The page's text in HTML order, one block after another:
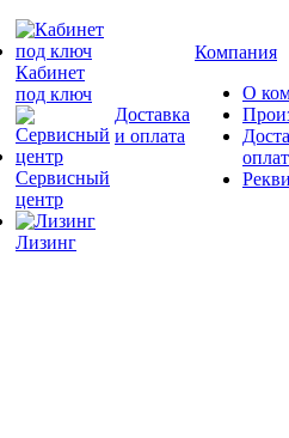
Кабинет
под ключ
Сервисный
центр
Лизинг
Доставка
и оплата
Компания
О